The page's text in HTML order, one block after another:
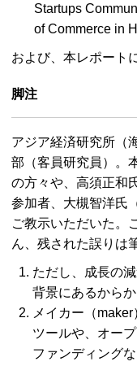
Startups
of Commerce in
および、本レポート
脚注
アジア経済研究所（
部（客員研究員）。
の方々や、高須正和
参加者、大槻智洋氏
ご教示いただいた。
ん、残された誤りは
ただし、成長の
背景にあるから
メイカー（maker
ツールや、オー
ファンディング